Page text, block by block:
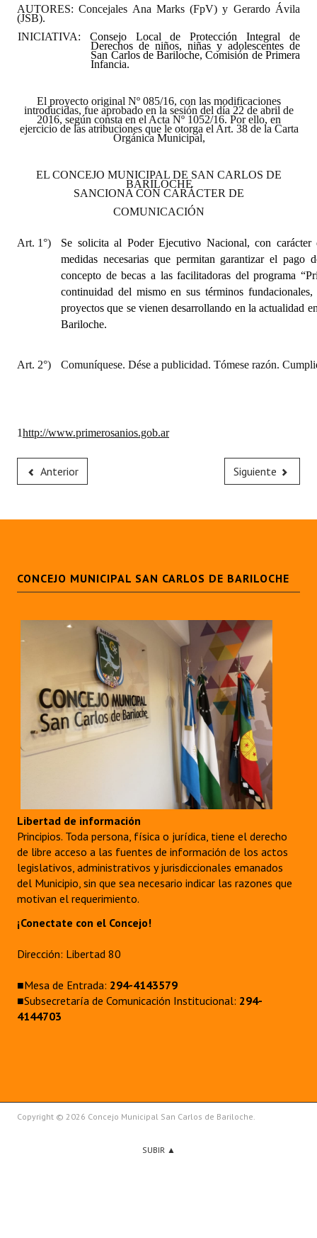
AUTORES: Concejales Ana Marks (FpV) y Gerardo Ávila
(JSB).
INICIATIVA: Consejo Local de Protección Integral de
Derechos de niños, niñas y adolescentes de
San Carlos de Bariloche, Comisión de Primera
Infancia.
El proyecto original Nº 085/16, con las modificaciones
introducidas, fue aprobado en la sesión del día 22 de abril de
2016, según consta en el Acta Nº 1052/16. Por ello, en
ejercicio de las atribuciones que le otorga el Art. 38 de la Carta
Orgánica Municipal,
EL CONCEJO MUNICIPAL DE SAN CARLOS DE
BARILOCHE
SANCIONA CON CARÁCTER DE
COMUNICACIÓN
Art. 1°)
Se solicita al Poder Ejecutivo Nacional, con carácter
medidas necesarias que permitan garantizar el pago
concepto de becas a las facilitadoras del programa
continuidad del mismo en sus términos
proyectosque se vienen desarrollando en la actualidad
Bariloche.
Art. 2°) Comuníquese. Dése a publicidad. Tómese razón.
1http://www.primerosanios.gob.ar
Anterior Siguiente
CONCEJO MUNICIPAL SAN CARLOS DE BARILOCHE
Libertad de información
Principios. Toda persona, física o jurídica, tiene el derecho
de libre acceso a las fuentes de información de los actos
legislativos, administrativos y jurisdiccionales emanados
del Municipio, sin que sea necesario indicar las razones que
motivan el requerimiento.
¡Conectate con el Concejo!
Dirección: Libertad 80
■Mesa de Entrada: 294-4143579
■Subsecretaría de Comunicación Institucional: 294-
4144703
Copyright © 2026 Concejo Municipal San Carlos de Bariloche.
SUBIR ▲